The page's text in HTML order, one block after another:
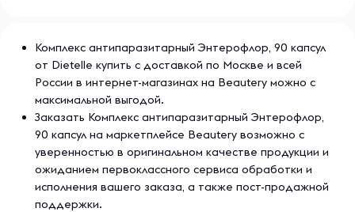
Комплекс антипаразитарный Энтерофлор, 90 капсул
от Dietelle купить с доставкой по Москве и всей
России в интернет-магазинах на Beautery можно с
максимальной выгодой.
Заказать Комплекс антипаразитарный Энтерофлор,
90 капсул на маркетплейсе Beautery возможно с
уверенностью в оригинальном качестве продукции и
ожиданием первоклассного сервиса обработки и
исполнения вашего заказа, а также пост-продажной
поддержки.